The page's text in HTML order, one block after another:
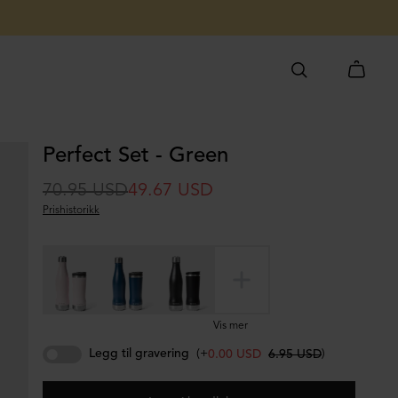
Perfect Set - Green
70.95 USD49.67 USD
Prishistorikk
Vis mer
Legg til gravering (+0.00 USD 6.95 USD)